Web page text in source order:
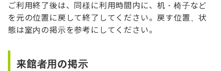
ご利用終了後は、同様に利用時間内に、机・椅子など
を元の位置に戻して終了してください。戻す位置、状
態は室内の掲示を参考にしてください。
来館者用の掲示